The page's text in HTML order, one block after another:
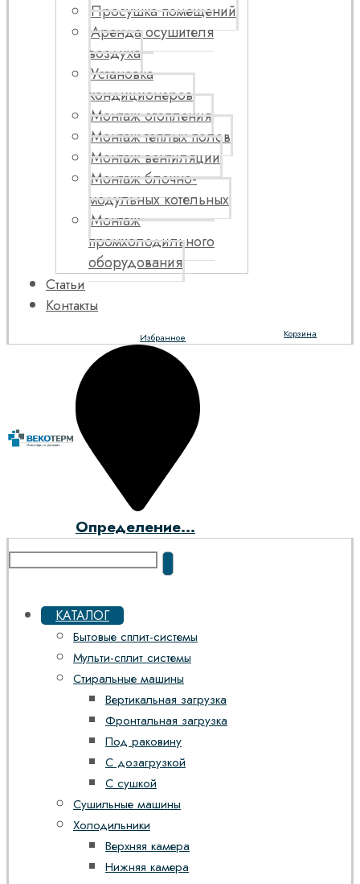
Просушка помещений
Аренда осушителя
воздуха
Установка
кондиционеров
Монтаж отопления
Монтаж теплых полов
Монтаж вентиляции
Монтаж блочно-
модульных котельных
Монтаж
промхолодильного
оборудования
Статьи
Контакты
Корзина
Избранное
Определение...
КАТАЛОГ
Бытовые сплит-системы
Мульти-сплит системы
Стиральные машины
Вертикальная загрузка
Фронтальная загрузка
Под раковину
С дозагрузкой
С сушкой
Сушильные машины
Холодильники
Верхняя камера
Нижняя камера